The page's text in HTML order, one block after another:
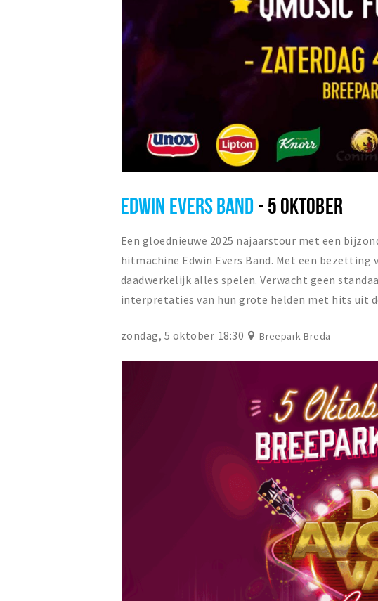
EDWIN EVERS BAND - 5 OKTOBER
Een gloednieuwe 2025 najaarstour met een
hitmachine Edwin Evers Band. Met een
daadwerkelijk alles spelen. Verwacht geen
interpretaties van hun grote helden met hits uit
zondag, 5 oktober 18:30 Breepark Breda